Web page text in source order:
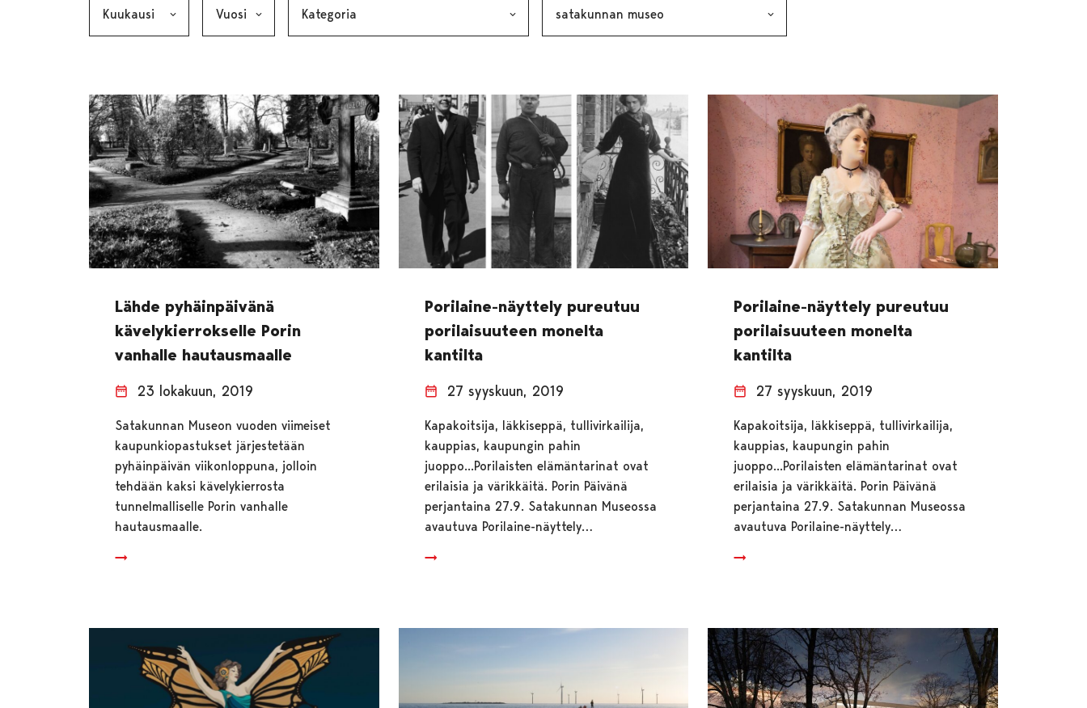
Lähde pyhäinpäivänä
kävelykierrokselle Porin
vanhalle hautausmaalle
23 lokakuun, 2019
Satakunnan Museon vuoden viimeiset
kaupunkiopastukset järjestetään
pyhäinpäivän viikonloppuna, jolloin
tehdään kaksi kävelykierrosta
tunnelmalliselle Porin vanhalle
hautausmaalle.
Porilaine-näyttely pureutuu
porilaisuuteen monelta
kantilta
27 syyskuun, 2019
Kapakoitsija, läkkiseppä, tullivirkailija,
kauppias, kaupungin pahin
juoppo...Porilaisten elämäntarinat ovat
erilaisia ja värikkäitä. Porin Päivänä
perjantaina 27.9. Satakunnan Museossa
avautuva Porilaine-näyttely…
Porilaine-näyttely pureutuu
porilaisuuteen monelta
kantilta
27 syyskuun, 2019
Kapakoitsija, läkkiseppä, tullivirkailija,
kauppias, kaupungin pahin
juoppo...Porilaisten elämäntarinat ovat
erilaisia ja värikkäitä. Porin Päivänä
perjantaina 27.9. Satakunnan Museossa
avautuva Porilaine-näyttely…